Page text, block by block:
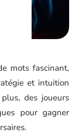
mots fascinant,
et intuition
des joueurs
pour gagner